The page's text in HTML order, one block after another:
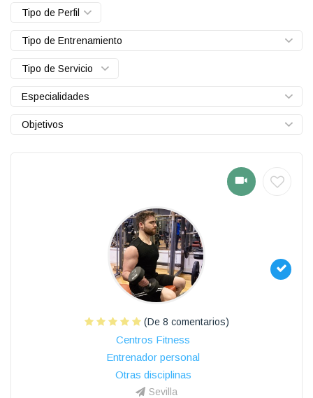
Tipo de Perfil
Tipo de Entrenamiento
Tipo de Servicio
Especialidades
Objetivos
(De 8 comentarios)
Centros Fitness
Entrenador personal
Otras disciplinas
Sevilla